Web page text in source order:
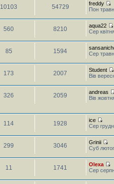
10103 54729
freddy
Пон
560 8210
aqua22
Сер
85 1594
Сер
173 2007
Student
Вів
326 2059
andreas
Вів
114 1928
ice
Сер
299 3046
Grinii
Суб
11 1741
Olexa
Сер